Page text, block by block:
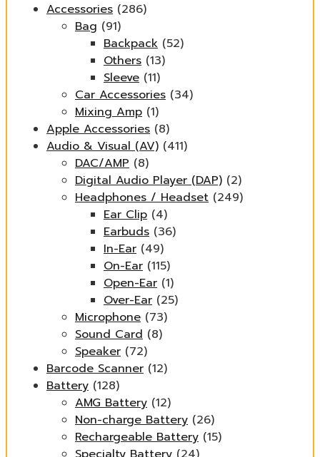
Accessories (286)
Bag (91)
Backpack (52)
Others (13)
Sleeve (11)
Car Accessories (34)
Mixing Amp (1)
Apple Accessories (8)
Audio & Visual (AV) (411)
DAC/AMP (8)
Digital Audio Player (DAP) (2)
Headphones / Headset (249)
Ear Clip (4)
Earbuds (36)
In-Ear (49)
On-Ear (115)
Open-Ear (1)
Over-Ear (25)
Microphone (73)
Sound Card (8)
Speaker (72)
Barcode Scanner (12)
Battery (128)
AMG Battery (12)
Non-charge Battery (26)
Rechargeable Battery (15)